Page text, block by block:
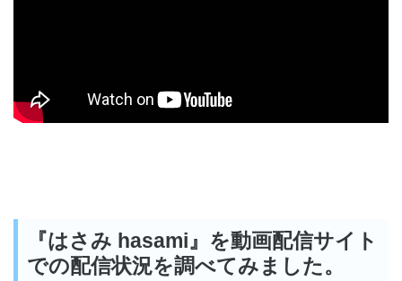
『はさみ hasami』を動画配信サイト
での配信状況を調べてみました。